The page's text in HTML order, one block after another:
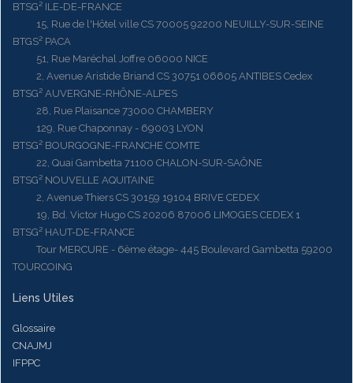
BTSG² ILE-DE-FRANCE
15, Rue de l'Hôtel ville CS 70005 92200 NEUILLY-SUR-SEINE
BTGS² PACA
51, Rue Maréchal Joffre 06000 NICE
2, Avenue Aristide Briand CS 30751 06605 ANTIBES Cedex
BTSG² AUVERGNE-RHÔNE-ALPES
28, Rue Plaisance 73000 CHAMBERY
129, Rue Chaponnay - 69003 LYON
BTSG² BOURGOGNE-FRANCHE COMTE
22, Quai Gambetta 71100 CHALON-SUR-SAÔNE
BTSG² NOUVELLE AQUITAINE
2, Avenue Thiers CS 30159 19104 BRIVE CEDEX
19, Bd. Victor Hugo CS 20206 87006 LIMOGES CEDEX 1
BTSG² HAUT-DE-FRANCE
Tour MERCURE - 6ème étage- 445 Boulevard Gambetta 59200
TOURCOING
Liens Utiles
Glossaire
CNAJMJ
IFPPC